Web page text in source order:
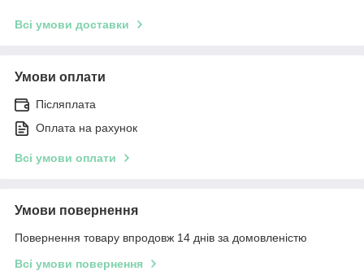
Всі умови доставки
Умови оплати
Післяплата
Оплата на рахунок
Всі умови оплати
Умови повернення
Повернення товару впродовж 14 днів за домовленістю
Всі умови повернення